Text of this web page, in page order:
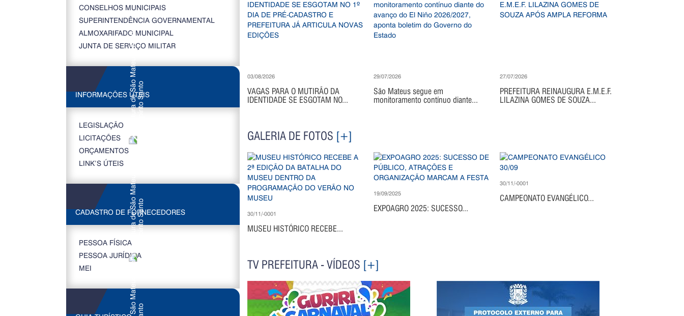
CONSELHOS MUNICIPAIS
SUPERINTENDÊNCIA GOVERNAMENTAL
ALMOXARIFADO MUNICIPAL
JUNTA DE SERVIÇO MILITAR
INFORMAÇÕES ÚTEIS
LEGISLAÇÃO
LICITAÇÕES
ORÇAMENTOS
LINK’S ÚTEIS
CADASTRO DE FORNECEDORES
PESSOA FÍSICA
PESSOA JURÍDICA
MEI
03/08/2026
VAGAS PARA O MUTIRÃO DA
IDENTIDADE SE ESGOTAM NO...
29/07/2026
São Mateus segue em
monitoramento contínuo diante...
27/07/2026
PREFEITURA REINAUGURA E.M.E.F.
LILAZINA GOMES DE SOUZA...
GALERIA DE FOTOS [+]
30/11/-0001
MUSEU HISTÓRICO RECEBE...
19/09/2025
EXPOAGRO 2025: SUCESSO...
30/11/-0001
CAMPEONATO EVANGÉLICO...
TV PREFEITURA - VÍDEOS [+]